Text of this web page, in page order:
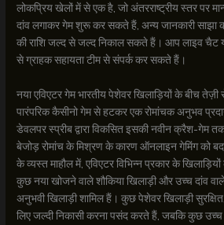
लोकप्रिय खेलों में से एक है, जो अंतरराष्ट्रीय स्तर पर
दांव लगाकर गेम शुरू कर सकते हैं, अन्य जानकारी
की राशि जल्द से जल्द निकाल सकते हैं। आप लाइव चैट
से ग्राहक सहायता टीम से संपर्क कर सकते हैं।
नया एविएटर गेम भारतीय पेशेवर खिलाड़ियों के बीच तेज़ी
पारंपरिक कैसीनो गेम से हटकर एक रोमांचक अनुभव
डेवलपर स्प्रीब द्वारा विकसित इसकी नवीन क्रैश-गेम
बेजोड़ रोमांच के मिश्रण के कारण ऑनलाइन गेमिंग को
के व्यस्त माहौल में, एविएटर विभिन्न प्रकार के
कुछ नया खोजने वाले शौकिया खिलाड़ी और उच्च दांव
अनुभवी खिलाड़ी शामिल हैं। कुछ पेशेवर खिलाड़ी
लिए जल्दी निकासी करना पसंद करते हैं, जबकि कुछ